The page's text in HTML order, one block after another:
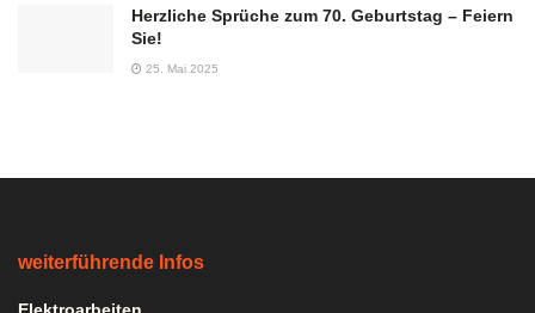
Herzliche Sprüche zum 70. Geburtstag – Feiern
Sie!
25. Mai 2025
weiterführende Infos
Elektroarbeiten